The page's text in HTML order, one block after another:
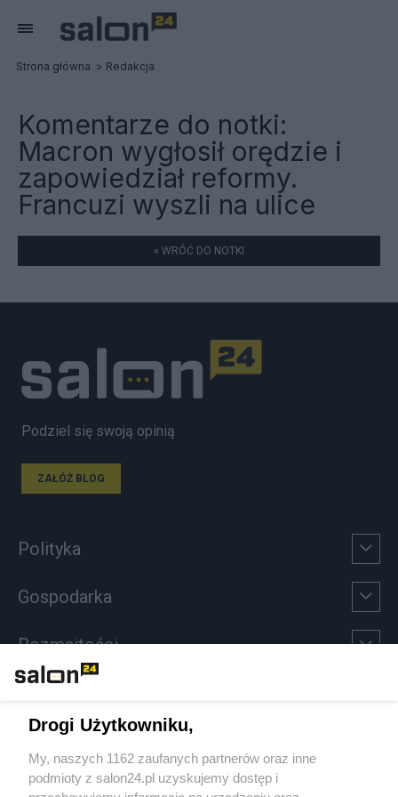
Strona główna Redakcja
Komentarze do notki:
Macron wygłosił orędzie i
zapowiedział reformy.
Francuzi wyszli na ulice
« WRÓĆ DO NOTKI
Podziel się swoją opinią
ZAŁÓŻ BLOG
Polityka
Gospodarka
Rozmaitości
Sport
Społeczeństwo
Drogi Użytkowniku,
My, naszych 1162 zaufanych partnerów oraz inne
podmioty z salon24.pl uzyskujemy dostęp i